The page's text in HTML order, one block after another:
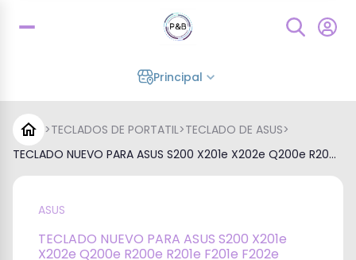
Principal
>TECLADOS DE PORTATIL>TECLADO DE ASUS>
TECLADO NUEVO PARA ASUS S200 X201e X202e Q200e R20...
ASUS
TECLADO NUEVO PARA ASUS S200 X201e
X202e Q200e R200e R201e F201e F202e